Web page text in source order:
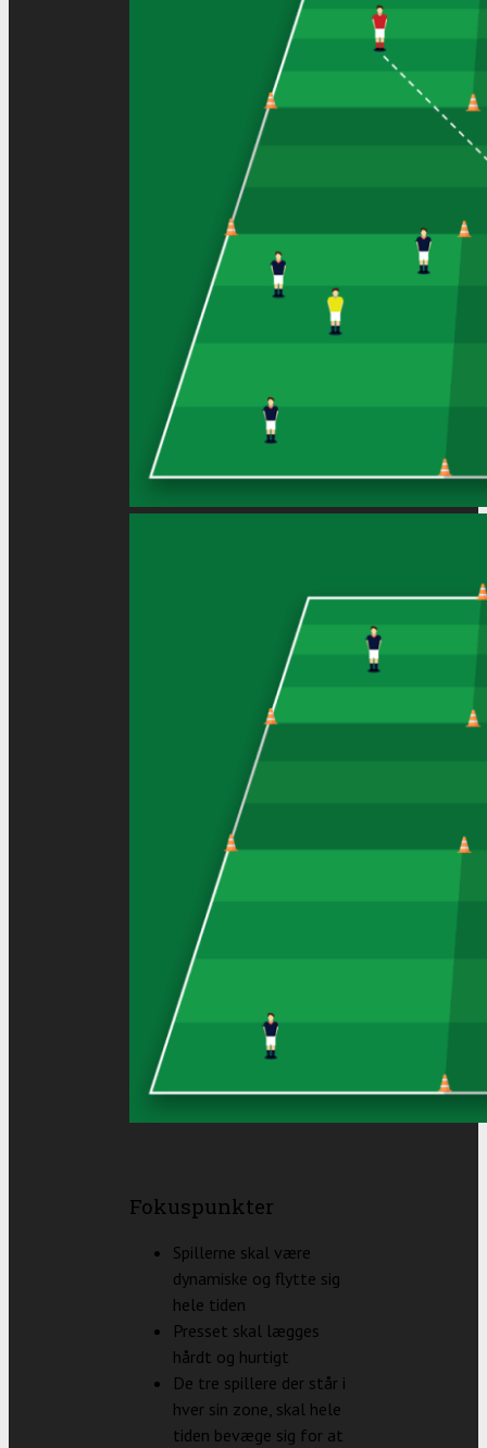
Fokuspunkter
Spillerne skal være
dynamiske og flytte sig
hele tiden
Presset skal lægges
hårdt og hurtigt
De tre spillere der står i
hver sin zone, skal hele
tiden bevæge sig for at